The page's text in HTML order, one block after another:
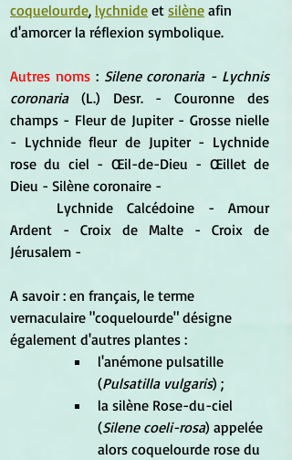
coquelourde, lychnide et silène afin
d'amorcer la réflexion symbolique.
Autres noms : Silene coronaria - Lychnis
coronaria (L.) Desr. - Couronne des
champs - Fleur de Jupiter - Grosse nielle
- Lychnide fleur de Jupiter - Lychnide
rose du ciel - Œil-de-Dieu - Œillet de
Dieu - Silène coronaire -
Ardent - Croix de Malte - Croix de
Jérusalem -
A savoir : en français, le terme
vernaculaire "coquelourde" désigne
également d'autres plantes :
l'anémone pulsatille
(Pulsatilla vulgaris) ;
la silène Rose-du-ciel
(Silene coeli-rosa) appelée
alors coquelourde rose du